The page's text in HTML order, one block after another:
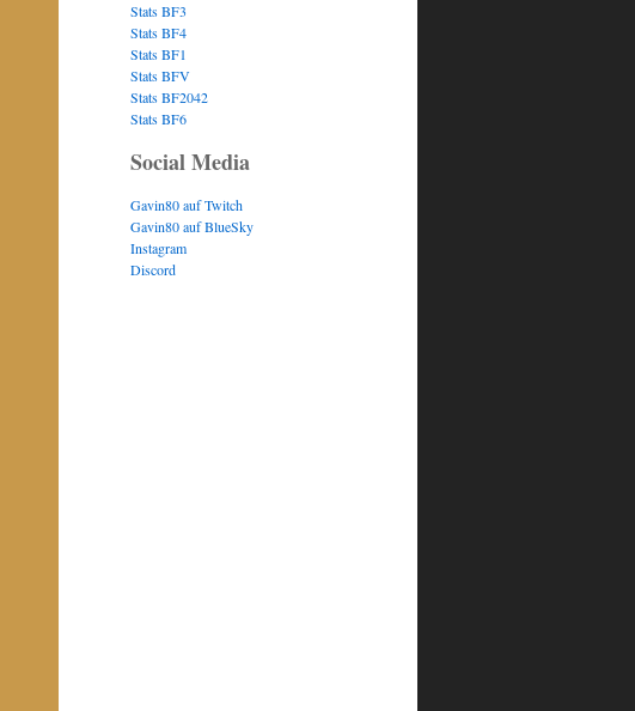
Stats BF3
Stats BF4
Stats BF1
Stats BFV
Stats BF2042
Stats BF6
Social Media
Gavin80 auf Twitch
Gavin80 auf BlueSky
Instagram
Discord